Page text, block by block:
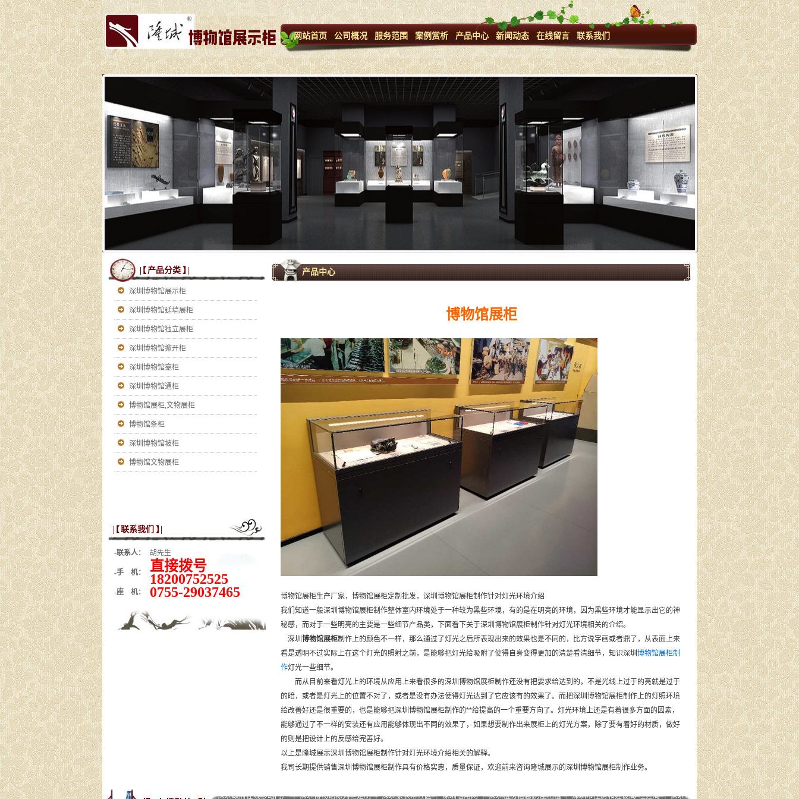
网站首页 公司概况 服务范围 案例赏析 产品中心 新闻动态 在线留言 联系我们
产品分类 】|
深圳博物馆展示柜
深圳博物馆延墙展柜
深圳博物馆独立展柜
深圳博物馆掀开柜
深圳博物馆龛柜
深圳博物馆通柜
博物馆展柜,文物展柜
博物馆条柜
深圳博物馆坡柜
博物馆文物展柜
联系我们 】|
-联系人： 胡先生
-手 机：
直接拨号
18200752525
-座 机： 0755-29037465
产品中心
博物馆展柜
博物馆展柜生产厂家，博物馆展柜定制批发，深圳博物馆展柜制作针对灯光环境介绍
我们知道一般深圳博物馆展柜制作整体室内环境处于一种较为黑些环境，有的是在明亮的环境，因为黑些环境才能显示出它的神
秘感，而对于一些明亮的主要是一些细节产品类，下面看下关于深圳博物馆展柜制作针对灯光环境相关的介绍。
深圳 博物馆展柜制作上的颜色不一样，那么通过了灯光之后所表现出来的效果也是不同的，比方说字画或者鼎了，从表面上来
看是透明不过实际上在这个灯光的照射之前，是能够把灯光给吸附了使得自身变得更加的清楚看清细节，知识深圳 博物馆展柜制
作灯光一些细节。
而从目前来看灯光上的环境从应用上来看很多的深圳博物馆展柜制作还没有把要求给达到的，不是光线上过于的亮就是过于
的暗，或者是灯光上的位置不对了，或者是没有办法使得灯光达到了它应该有的效果了。而把深圳博物馆展柜制作上的灯照环境
给改善好还是很重要的，也是能够把深圳博物馆展柜制作的**给提高的一个重要方向了。灯光环境上还是有着很多方面的因素，
能够通过了不一样的安装还有应用能够体现出不同的效果了，如果想要制作出来展柜上的灯光方案，除了要有着好的材质，做好
的则是把设计上的反感给完善好。
以上是隆城展示深圳博物馆展柜制作针对灯光环境介绍相关的解释。
我司长期提供销售深圳博物馆展柜制作具有价格实惠，质量保证，欢迎前来咨询隆城展示的深圳博物馆展柜制作业务。
深圳政府在线移动门户｜深圳博物馆陈列柜定制｜深圳家长帮社区｜深圳信用网｜深圳租房信息|房屋出租｜深圳市住房和建设局-住建局｜深圳市